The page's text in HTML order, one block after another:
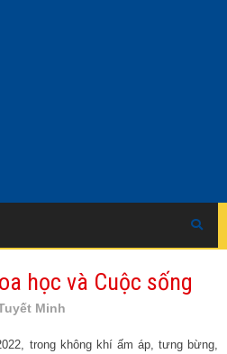
học và Cuộc sống
Minh
trong không khí ấm áp, tưng bừng,